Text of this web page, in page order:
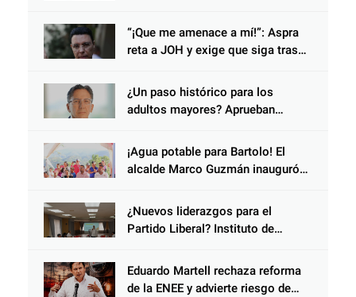
“¡Que me amenace a mí!”: Aspra
reta a JOH y exige que siga tras
¿Un paso histórico para los
adultos mayores? Aprueban
Salomón Nazar para fortalecer su
protección en Honduras
¡Agua potable para Bartolo! El
alcalde Marco Guzmán inauguró
las familias de Cantarranas
¿Nuevos liderazgos para el
Partido Liberal? Instituto de
tercer módulo en Santa Rosa de
Copán
Eduardo Martell rechaza reforma
de la ENEE y advierte riesgo de